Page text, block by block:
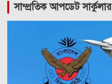
সাম্প্রতিক আপডেট সার্কুলার